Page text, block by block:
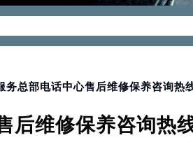
国大陆、香港、澳门、台湾全部区
座11层1102室（北京总部）（需提
层2603室（需提前预约）
室（需提前预约）
务总部电话中心售后维修保养咨询热
维修保养咨询热